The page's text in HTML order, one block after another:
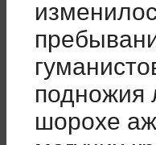
подножия
шорохе